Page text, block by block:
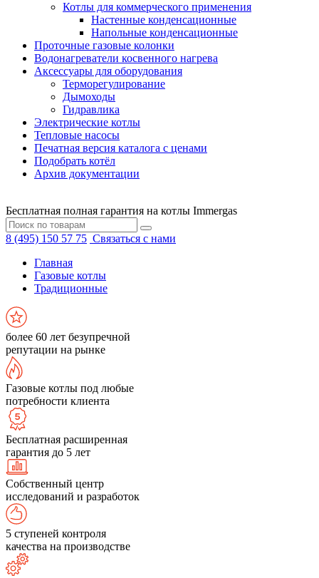
Котлы для коммерческого применения
Настенные конденсационные
Напольные конденсационные
Проточные газовые колонки
Водонагреватели косвенного нагрева
Аксессуары для оборудования
Терморегулирование
Дымоходы
Гидравлика
Электрические котлы
Тепловые насосы
Печатная версия каталога с ценами
Подобрать котёл
Архив документации
Бесплатная полная гарантия на котлы Immergas
8 (495) 150 57 75 Связаться с нами
Главная
Газовые котлы
Традиционные
более 60 лет безупречной
репутации на рынке
Газовые котлы под любые
потребности клиента
Бесплатная расширенная
гарантия до 5 лет
Собственный центр
исследований и разработок
5 ступеней контроля
качества на производстве